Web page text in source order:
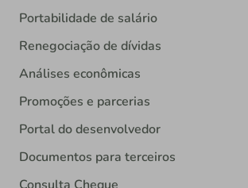
Portabilidade de salário
Renegociação de dívidas
Análises econômicas
Promoções e parcerias
Portal do desenvolvedor
Documentos para terceiros